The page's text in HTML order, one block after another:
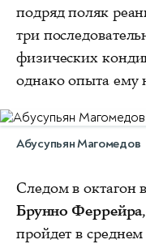
подряд поляк
три
физических
однако опыта ему
Абусупьян Магомедов
Следом в октагон
Брунно Феррейра
пройдет в